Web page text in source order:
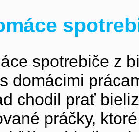
spotrebiče z
domácimi
chodil prať
práčky,